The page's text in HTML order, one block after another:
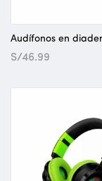
S/46.99